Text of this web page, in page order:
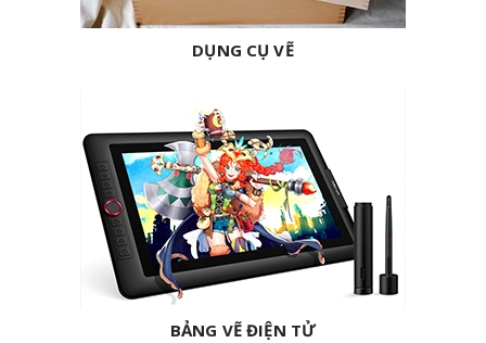
DỤNG CỤ VẼ
BẢNG VẼ ĐIỆN TỬ